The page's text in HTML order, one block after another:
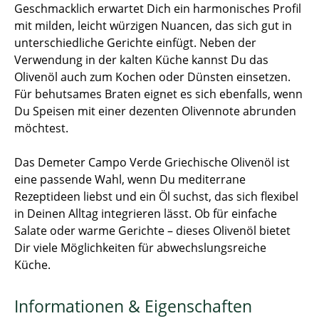
Geschmacklich erwartet Dich ein harmonisches Profil
mit milden, leicht würzigen Nuancen, das sich gut in
unterschiedliche Gerichte einfügt. Neben der
Verwendung in der kalten Küche kannst Du das
Olivenöl auch zum Kochen oder Dünsten einsetzen.
Für behutsames Braten eignet es sich ebenfalls, wenn
Du Speisen mit einer dezenten Olivennote abrunden
möchtest.
Das Demeter Campo Verde Griechische Olivenöl ist
eine passende Wahl, wenn Du mediterrane
Rezeptideen liebst und ein Öl suchst, das sich flexibel
in Deinen Alltag integrieren lässt. Ob für einfache
Salate oder warme Gerichte – dieses Olivenöl bietet
Dir viele Möglichkeiten für abwechslungsreiche
Küche.
Informationen & Eigenschaften